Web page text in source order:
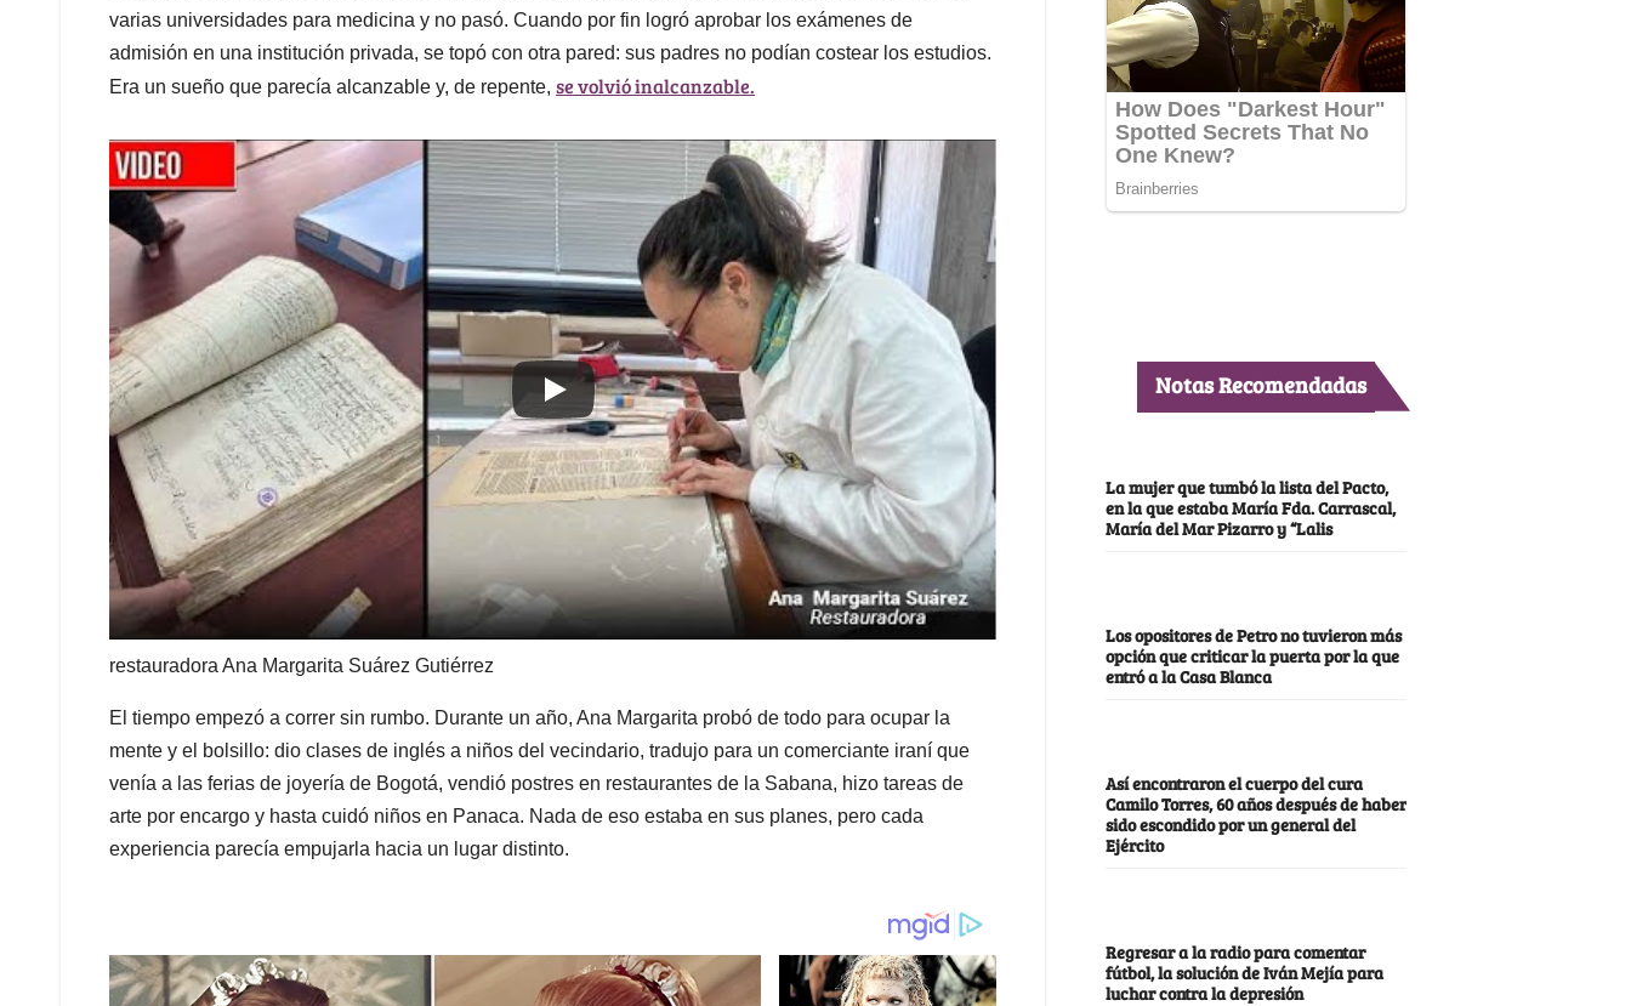
varias universidades para medicina y no pasó. Cuando por fin logró aprobar los exámenes de
admisión en una institución privada, se topó con otra pared: sus padres no podían costear los estudios.
Era un sueño que parecía alcanzable y, de repente, se volvió inalcanzable.
restauradora Ana Margarita Suárez Gutiérrez
El tiempo empezó a correr sin rumbo. Durante un año, Ana Margarita probó de todo para ocupar la
mente y el bolsillo: dio clases de inglés a niños del vecindario, tradujo para un comerciante iraní que
venía a las ferias de joyería de Bogotá, vendió postres en restaurantes de la Sabana, hizo tareas de
arte por encargo y hasta cuidó niños en Panaca. Nada de eso estaba en sus planes, pero cada
experiencia parecía empujarla hacia un lugar distinto.
Notas Recomendadas
La mujer que tumbó la lista del Pacto,
en la que estaba María Fda. Carrascal,
María del Mar Pizarro y “Lalis
Los opositores de Petro no tuvieron más
opción que criticar la puerta por la que
entró a la Casa Blanca
Así encontraron el cuerpo del cura
Camilo Torres, 60 años después de haber
sido escondido por un general del
Ejército
Regresar a la radio para comentar
fútbol, la solución de Iván Mejía para
luchar contra la depresión